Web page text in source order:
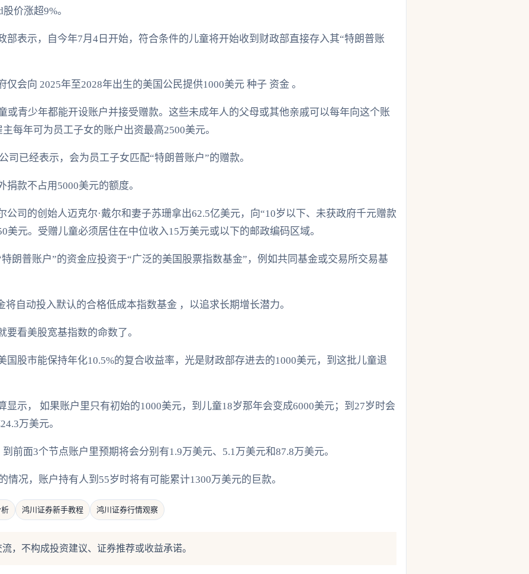
价涨超9%。
部表示，自今年7月4日开始，符合条件的儿童将开始收到财政部直接存入其“特朗普账
会向 2025年至2028年出生的美国公民提供1000美元 种子 资金 。
或青少年都能开设账户并接受赠款。这些未成年人的父母或其他亲戚可以每年向这个账
每年可为员工子女的账户出资最高2500美元。
司已经表示，会为员工子女匹配“特朗普账户”的赠款。
款不占用5000美元的额度。
公司的创始人迈克尔·戴尔和妻子苏珊拿出62.5亿美元，向“10岁以下、未获政府千元赠款
美元。受赠儿童必须居住在中位收入15万美元或以下的邮政编码区域。
朗普账户”的资金应投资于“广泛的美国股票指数基金”，例如共同基金或交易所交易基
将自动投入默认的合格低成本指数基金 ，以追求长期增长潜力。
看美股宽基指数的命数了。
国股市能保持年化10.5%的复合收益率，光是财政部存进去的1000美元，到这批儿童退
显示， 如果账户里只有初始的1000美元，到儿童18岁那年会变成6000美元；到27岁时会
万美元。
前面3个节点账户里预期将会分别有1.9万美元、5.1万美元和87.8万美元。
情况，账户持有人到55岁时将有可能累计1300万美元的巨款。
鸿川证券新手教程 鸿川证券行情观察
，不构成投资建议、证券推荐或收益承诺。